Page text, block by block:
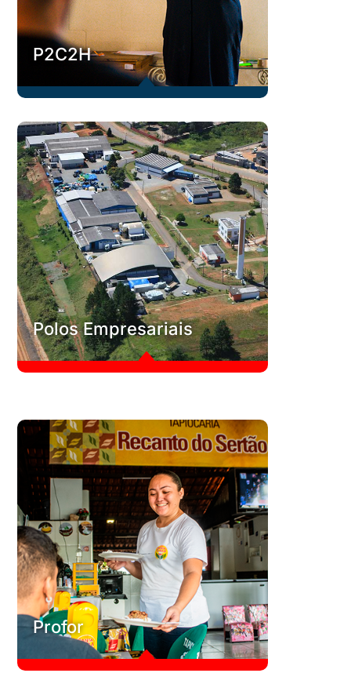
C
B
P2C2H
C
P2C2H
O Programa Pessoal de Construção de Capacidade
Humana (P2C2H) trabalha competências transversais
como as habilidades comportamentais e relacionais ao
explorar a flexibilidade cognitiva.
Conheça
B
Polos Empresariais
C
Polos Empresariais
A Economia de Comunhão conta com 7 polos
empresariais em todo o mundo. Seu protagonismo diário
entre empresários(as) e colaboradores(as) cativa e prova,
em seus quase 30 anos de existência, que a comunhão
multiplica e move toda uma comunidade.
Conheça
B
Profor